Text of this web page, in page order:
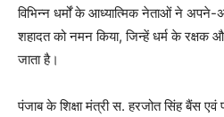
विभिन्न धर्मों के आध्यात्मिक नेताओं ने
शहादत को नमन किया, जिन्हें धर्म के
जाता है।
पंजाब के शिक्षा मंत्री स. हरजोत सिंह बैंस